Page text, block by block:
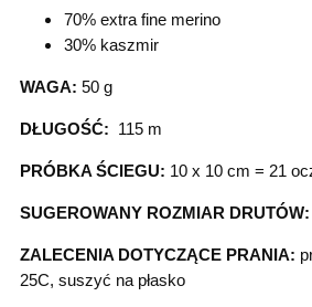
70% extra fine merino
30% kaszmir
WAGA: 50 g
DŁUGOŚĆ: 115 m
PRÓBKA ŚCIEGU: 10 x 10 cm = 21
SUGEROWANY ROZMIAR DRUTÓW:
ZALECENIA DOTYCZĄCE PRANIA:
25C, suszyć na płasko